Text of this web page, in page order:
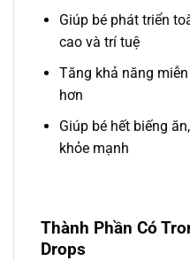
Giúp bé phát triển
cao và trí tuệ
Tăng khả năng
hơn
Giúp bé hết biếng
khỏe mạnh
Thành Phần Có
Drops